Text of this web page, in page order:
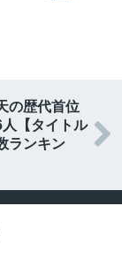
の歴代首位
【タイトル
ランキン
